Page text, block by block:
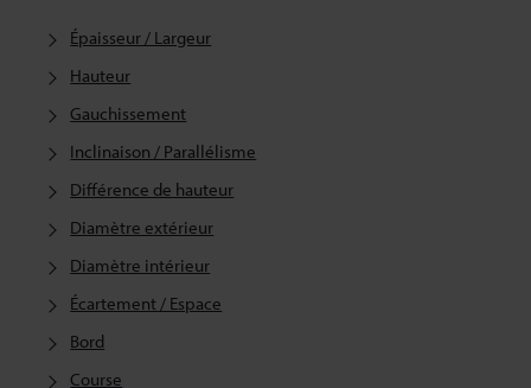
Épaisseur / Largeur
Hauteur
Gauchissement
Inclinaison / Parallélisme
Différence de hauteur
Diamètre extérieur
Diamètre intérieur
Écartement / Espace
Bord
Course